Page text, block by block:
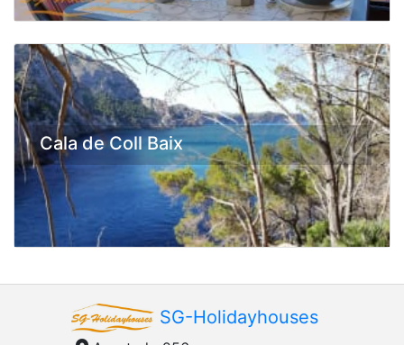
Cala de Coll Baix
SG-Holidayhouses